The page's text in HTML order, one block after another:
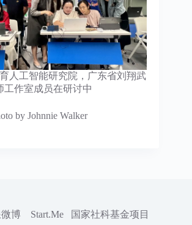
人工智能研究院，广东省刘翔武
工作室成员在研讨中
by Johnnie Walker
博 Start.Me 国家社科基金项目